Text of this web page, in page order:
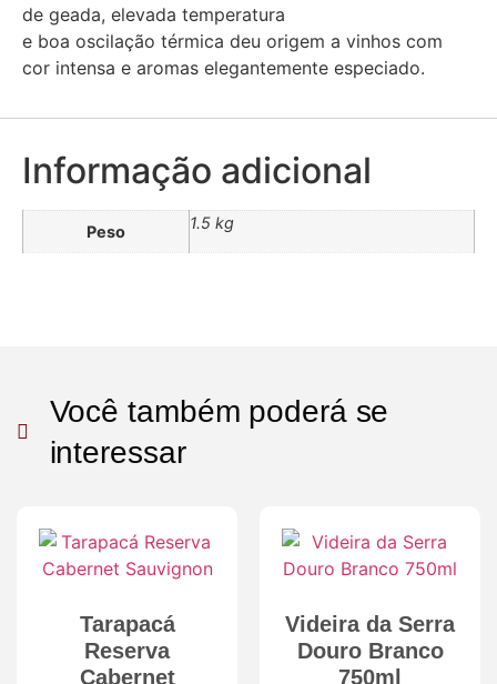
de geada, elevada temperatura
e boa oscilação térmica deu origem a vinhos com
cor intensa e aromas elegantemente especiado.
Informação adicional
Peso 1.5 kg
Você também poderá se
interessar
Tarapacá
Reserva
Cabernet
Videira da Serra
Douro Branco
750ml